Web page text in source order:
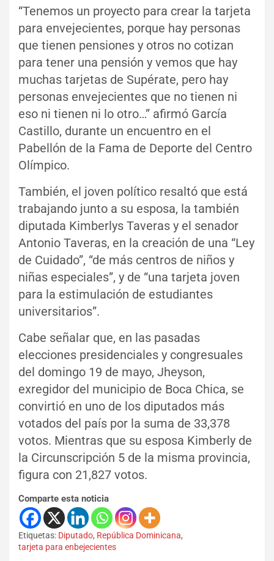
“Tenemos un proyecto para crear la tarjeta
para envejecientes, porque hay personas
que tienen pensiones y otros no cotizan
para tener una pensión y vemos que hay
muchas tarjetas de Supérate, pero hay
personas envejecientes que no tienen ni
eso ni tienen ni lo otro…” afirmó García
Castillo, durante un encuentro en el
Pabellón de la Fama de Deporte del Centro
Olímpico.
También, el joven político resaltó que está
trabajando junto a su esposa, la también
diputada Kimberlys Taveras y el senador
Antonio Taveras, en la creación de una “Ley
de Cuidado”, “de más centros de niños y
niñas especiales”, y de “una tarjeta joven
para la estimulación de estudiantes
universitarios”.
Cabe señalar que, en las pasadas
elecciones presidenciales y congresuales
del domingo 19 de mayo, Jheyson,
exregidor del municipio de Boca Chica, se
convirtió en uno de los diputados más
votados del país por la suma de 33,378
votos. Mientras que su esposa Kimberly de
la Circunscripción 5 de la misma provincia,
figura con 21,827 votos.
Comparte esta noticia
Etiquetas: Diputado, República Dominicana,
tarjeta para enbejecientes